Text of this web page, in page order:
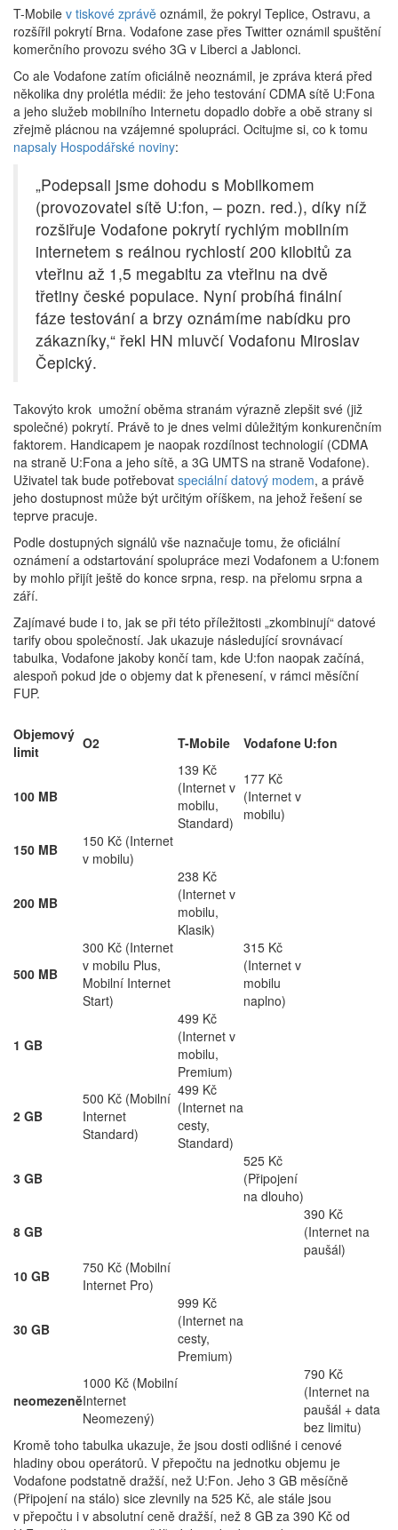
T-Mobile v tiskové zprávě oznámil, že pokryl Teplice, Ostravu, a
rozšířil pokrytí Brna. Vodafone zase přes Twitter oznámil spuštění
komerčního provozu svého 3G v Liberci a Jablonci.
Co ale Vodafone zatím oficiálně neoznámil, je zpráva která před
několika dny prolétla médii: že jeho testování CDMA sítě U:Fona
a jeho služeb mobilního Internetu dopadlo dobře a obě strany si
zřejmě plácnou na vzájemné spolupráci. Ocitujme si, co k tomu
napsaly Hospodářské noviny:
„Podepsali jsme dohodu s Mobilkomem
(provozovatel sítě U:fon, – pozn. red.), díky níž
rozšiřuje Vodafone pokrytí rychlým mobilním
internetem s reálnou rychlostí 200 kilobitů za
vteřinu až 1,5 megabitu za vteřinu na dvě
třetiny české populace. Nyní probíhá finální
fáze testování a brzy oznámíme nabídku pro
zákazníky,“ řekl HN mluvčí Vodafonu Miroslav
Čepický.
Takovýto krok umožní oběma stranám výrazně zlepšit své (již
společné) pokrytí. Právě to je dnes velmi důležitým konkurenčním
faktorem. Handicapem je naopak rozdílnost technologií (CDMA
na straně U:Fona a jeho sítě, a 3G UMTS na straně Vodafone).
Uživatel tak bude potřebovat speciální datový modem, a právě
jeho dostupnost může být určitým oříškem, na jehož řešení se
teprve pracuje.
Podle dostupných signálů vše naznačuje tomu, že oficiální
oznámení a odstartování spolupráce mezi Vodafonem a U:fonem
by mohlo přijít ještě do konce srpna, resp. na přelomu srpna a
září.
Zajímavé bude i to, jak se při této příležitosti „zkombinují“ datové
tarify obou společností. Jak ukazuje následující srovnávací
tabulka, Vodafone jakoby končí tam, kde U:fon naopak začíná,
alespoň pokud jde o objemy dat k přenesení, v rámci měsíční
FUP.
Objemový
limit
O2 T-Mobile Vodafone U:fon
100 MB
139 Kč
(Internet v
mobilu,
Standard)
177 Kč
(Internet v
mobilu)
150 MB
150 Kč (Internet
v mobilu)
200 MB
238 Kč
(Internet v
mobilu,
Klasik)
500 MB
300 Kč (Internet
v mobilu Plus,
Mobilní Internet
Start)
315 Kč
(Internet v
mobilu
naplno)
1 GB
499 Kč
(Internet v
mobilu,
Premium)
2 GB
500 Kč (Mobilní
Internet
Standard)
499 Kč
(Internet na
cesty,
Standard)
3 GB
525 Kč
(Připojení
na dlouho)
8 GB
390 Kč
(Internet na
paušál)
10 GB
750 Kč (Mobilní
Internet Pro)
30 GB
999 Kč
(Internet na
cesty,
Premium)
neomezeně
1000 Kč (Mobilní
Internet
Neomezený)
790 Kč
(Internet na
paušál + data
bez limitu)
Kromě toho tabulka ukazuje, že jsou dosti odlišné i cenové
hladiny obou operátorů. V přepočtu na jednotku objemu je
Vodafone podstatně dražší, než U:Fon. Jeho 3 GB měsíčně
(Připojení na stálo) sice zlevnily na 525 Kč, ale stále jsou
v přepočtu i v absolutní ceně dražší, než 8 GB za 390 Kč od